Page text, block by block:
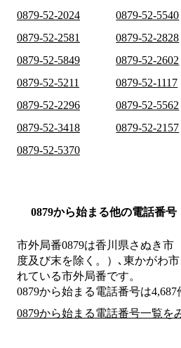
0879-52-2024
0879-52-5540
0879-52-2581
0879-52-2828
0879-52-5849
0879-52-2602
0879-52-5211
0879-52-1117
0879-52-2296
0879-52-5562
0879-52-3418
0879-52-2157
0879-52-5370
0879から始まる他の電話番号
市外局番0879は香川県さぬき市
度及び末を除く。）､東かがわ
れている市外局番です。
0879から始まる電話番号は4,687
0879から始まる電話番号一覧を